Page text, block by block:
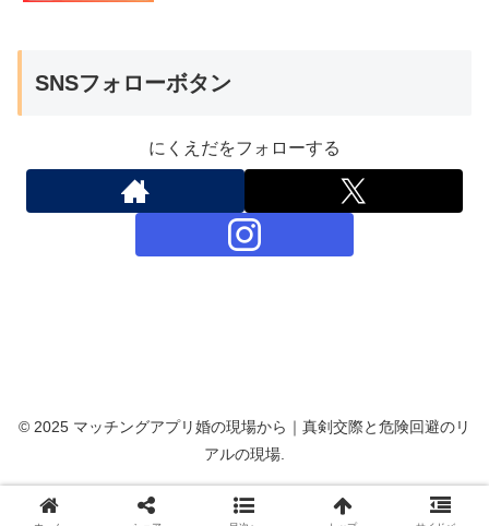
SNSフォローボタン
にくえだをフォローする
© 2025 マッチングアプリ婚の現場から｜真剣交際と危険回避のリ
アルの現場.